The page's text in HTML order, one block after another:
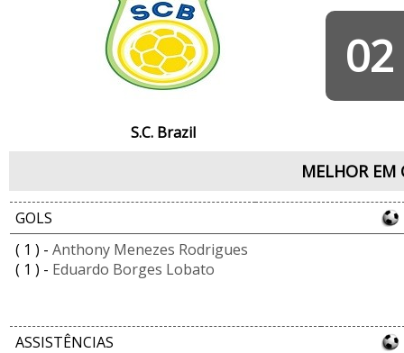
S.C. Brazil
02
MELHOR
GOLS
( 1 ) - Anthony Menezes Rodrigues
( 1 ) - Eduardo Borges Lobato
ASSISTÊNCIAS